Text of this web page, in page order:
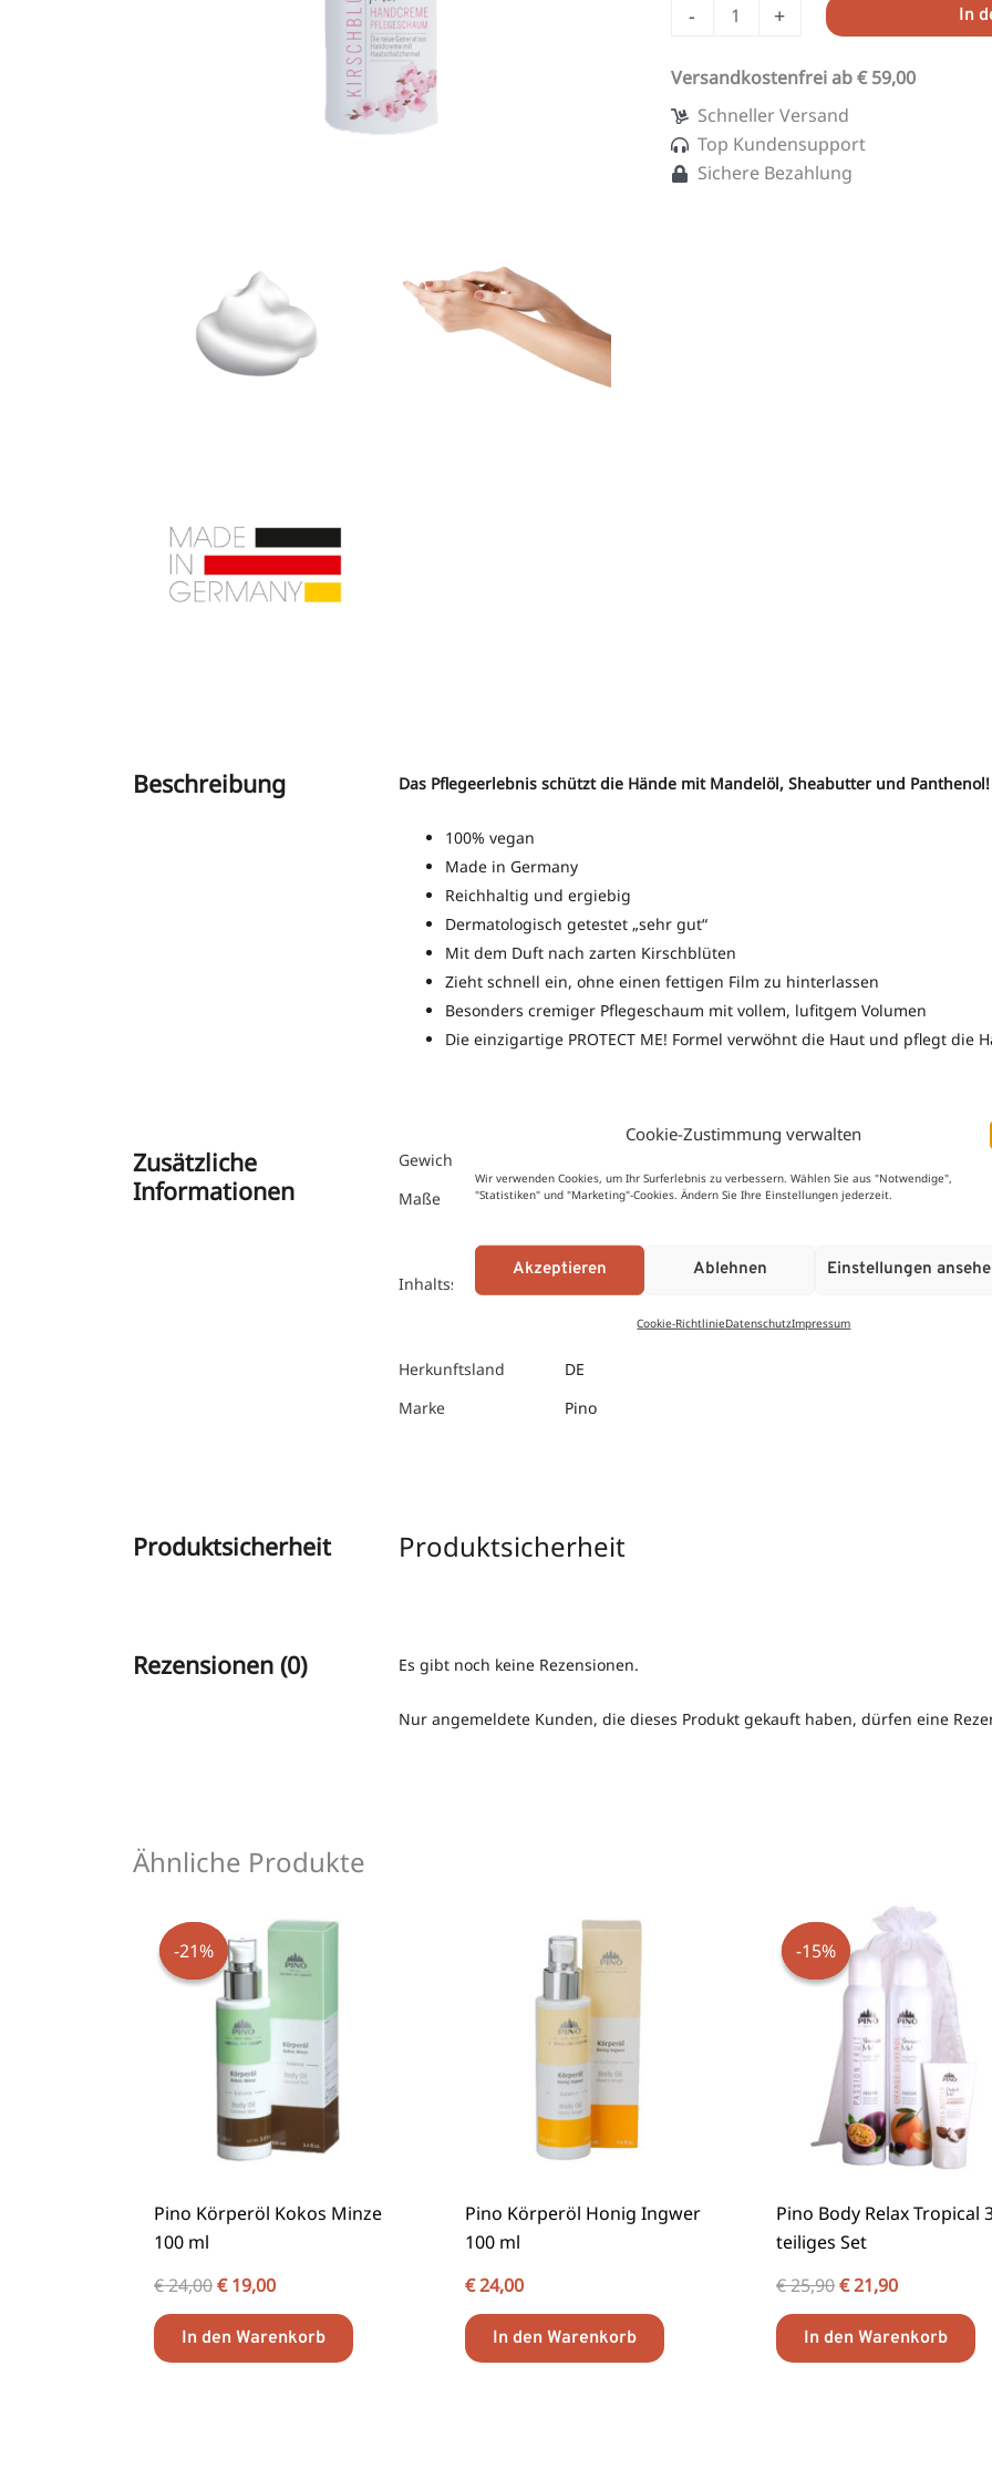
Cookie-Zustimmung verwalten
Wir verwenden Cookies, um Ihr Surferlebnis zu verbessern. Wählen Sie aus "Notwendige",
"Statistiken" und "Marketing"-Cookies. Ändern Sie Ihre Einstellungen jederzeit.
Akzeptieren Ablehnen Einstellungen
Cookie-RichtlinieDatenschutzImpressum
- + In
Versandkostenfrei ab € 59,00
Schneller Versand
Top Kundensupport
Sichere Bezahlung
Beschreibung Das Pflegeerlebnis schützt die Hände mit Mandelöl, Sheabutter und Panthenol!
100% vegan
Made in Germany
Reichhaltig und ergiebig
Dermatologisch getestet „sehr gut“
Mit dem Duft nach zarten Kirschblüten
Zieht schnell ein, ohne einen fettigen Film zu hinterlassen
Besonders cremiger Pflegeschaum mit vollem, lufitgem Volumen
Die einzigartige PROTECT ME! Formel verwöhnt die Haut und pflegt die
Zusätzliche
Informationen
Gewicht
Maße
15 × 5 × 5 cm
Inhaltsstoffe
Aqua, Butane, Octyldodecanol, Decyl Oleate, Urea,
Glyceryl Stearate, Panthenol, Macadamia Ternifolia
Vulgaris Root Extract, Hydrolyzed Corn Starch,
Lauroyl Sarcosinate, Allantoin, Parfum, Isobutane,
Hydrogenated Palm Glycerides Citrate, Alpha-Isomethyl
Herkunftsland
DE
Marke
Pino
Produktsicherheit Produktsicherheit
Rezensionen (0) Es gibt noch keine Rezensionen.
Nur angemeldete Kunden, die dieses Produkt gekauft haben, dürfen eine
Ähnliche Produkte
-21%
-21%
Pino Körperöl Kokos Minze
100 ml
€24,00
Preis
war:
€ 24,00
€19,00
Preis
ist:
€ 19,00.
In den Warenkorb
Pino Körperöl Honig Ingwer
100 ml
€24,00
In den Warenkorb
-15%
-15%
Pino Body Relax Tropical
teiliges Set
€25,90
Ursprünglicher
Preis
war:
€ 25,90
€21,90
Aktueller
Preis
ist:
€ 21,90.
In den Warenkorb